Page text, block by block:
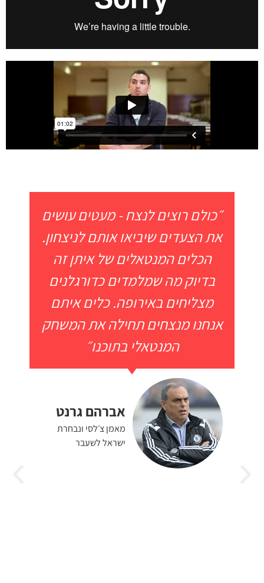
״כולם רוצים לנצח - מעטים עושים
את הצעדים שיביאו אותם לניצחון.
הכלים המנטאלים של איתן זה
בדיוק מה שמלמדים כדורגלנים
מצליחים באירופה. כלים איתם
אנחנו מנצחים תחילה את המשחק
המנטאלי בתוכנו״
אברהם גרנט
מאמן צ׳לסי ונבחרת
ישראל לשעבר